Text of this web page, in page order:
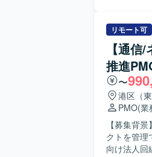
は、要件
資料を踏
ール表な
説明資料や
し、提案内
サポートしていただきます。 【求
ェクトを
チアップ
ケーショ
また、資料
迎いたします。 【ポジションの魅力】 構想段階から参画し、要件
リモート可
【通
推進
〜
港区（
PMO(業
【募集背
クトを管理で
向け法人回